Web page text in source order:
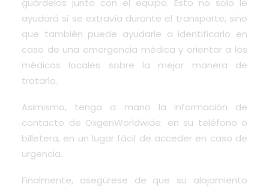
guárdelos junto con el equipo. Esto no solo le
ayudará si se extravía durante el transporte, sino
que también puede ayudarle a identificarlo en
caso de una emergencia médica y orientar a los
médicos locales sobre la mejor manera de
tratarlo.
Asimismo, tenga a mano la información de
contacto de OxgenWorldwide: en su teléfono o
billetera, en un lugar fácil de acceder en caso de
urgencia.
Finalmente, asegúrese de que su alojamiento